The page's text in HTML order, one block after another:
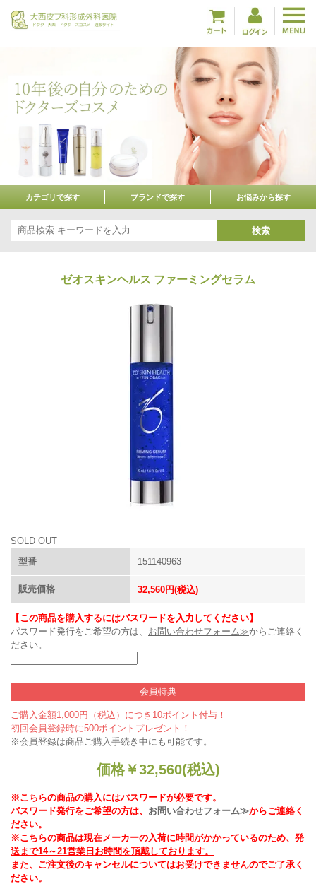
カテゴリで探す ブランドで探す お悩みから探す
検索
ゼオスキンヘルス ファーミングセラム
SOLD OUT
型番
151140963
販売価格 32,560円(税込)
【この商品を購入するにはパスワードを入力してください】
パスワード発行をご希望の方は、 お問い合わせフォーム≫からご連絡く
ださい。
会員特典
ご購入金額1,000円（税込）につき10ポイント付与！
初回会員登録時に500ポイントプレゼント！
※会員登録は商品ご購入手続き中にも可能です。
価格￥32,560(税込)
※こちらの商品の購入にはパスワードが必要です。
パスワード発行をご希望の方は、 お問い合わせフォーム≫からご連絡く
ださい。
※こちらの商品は現在メーカーの入荷に時間がかかっているのため、 発
送まで14～21営業日お時間を頂戴しております。
また、ご注文後のキャンセルについてはお受けできませんのでご了承く
ださい。